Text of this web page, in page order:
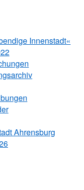
Innenstadt«
Ahrensburg